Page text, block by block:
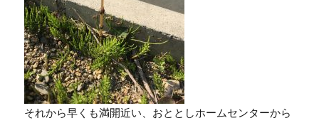
それから早くも満開近い、おととしホームセンターから